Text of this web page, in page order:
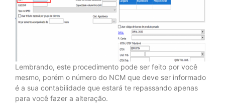
Lembrando, este procedimento pode ser feito por você
mesmo, porém o número do NCM que deve ser informado
é a sua contabilidade que estará te repassando apenas
para você fazer a alteração.